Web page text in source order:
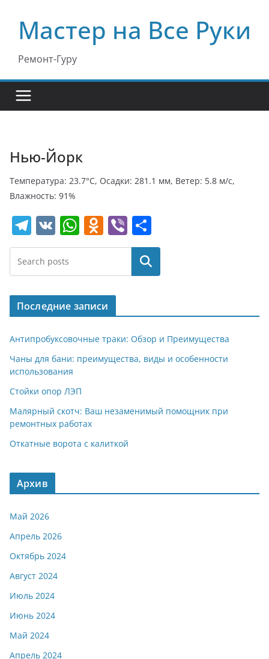
содержимому
Мастер на Все Руки
Ремонт-Гуру
Нью-Йорк
Температура: 23.7°C, Осадки: 281.1 мм, Ветер: 5.8 м/с,
Влажность: 91%
T
el
e
gr
a
m
V
K
W
h
s
A
p
p
O
d
o
kl
a
ss
ni
Vi
b
er
т
п
р
в
и
т
Поиск
Последние записи
Антипробуксовочные траки: Обзор и Преимущества
Чаны для бани: преимущества, виды и особенности
использования
Стойки опор ЛЭП
Малярный скотч: Ваш незаменимый помощник при
ремонтных работах
Откатные ворота с калиткой
Архив
Май 2026
Апрель 2026
Октябрь 2024
Август 2024
Июль 2024
Июнь 2024
Май 2024
Апрель 2024